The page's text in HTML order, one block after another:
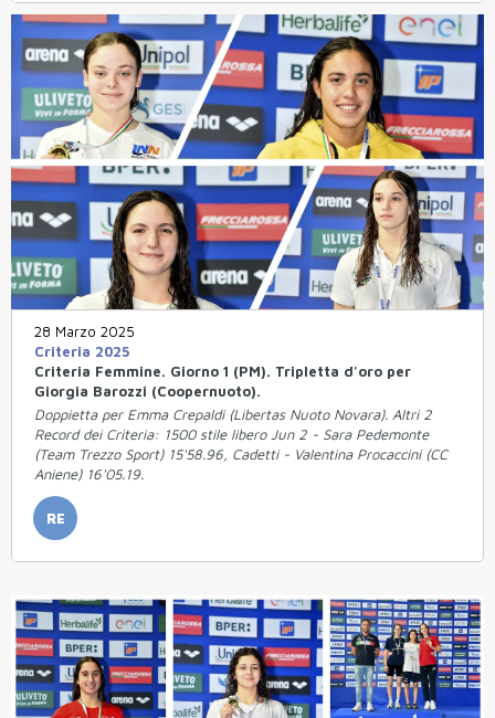
28 Marzo 2025
Criteria 2025
Criteria Femmine. Giorno 1 (PM). Tripletta d'oro per
Giorgia Barozzi (Coopernuoto).
Doppietta per Emma Crepaldi (Libertas Nuoto Novara). Altri 2
Record dei Criteria: 1500 stile libero Jun 2 - Sara Pedemonte
(Team Trezzo Sport) 15'58.96, Cadetti - Valentina Procaccini (CC
Aniene) 16'05.19.
RE